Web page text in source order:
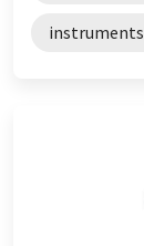
instruments